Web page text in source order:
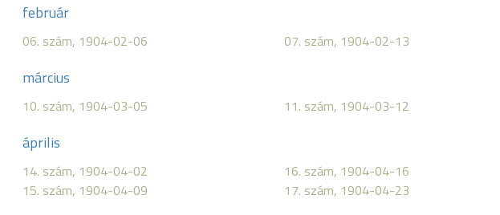
február
06. szám, 1904-02-06 07. szám, 1904-02-13
március
10. szám, 1904-03-05 11. szám, 1904-03-12
április
14. szám, 1904-04-02
15. szám, 1904-04-09
16. szám, 1904-04-16
17. szám, 1904-04-23